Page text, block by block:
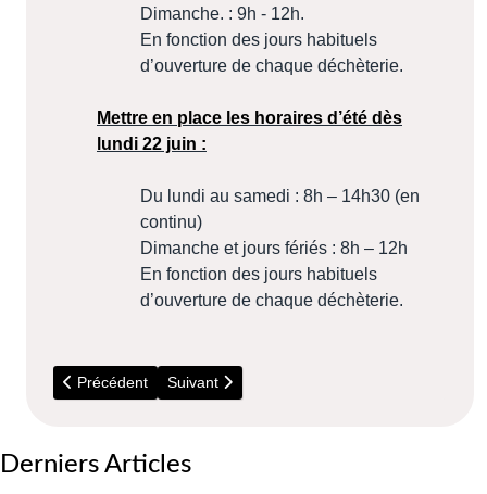
Dimanche. : 9h - 12h.
En fonction des jours habituels
d’ouverture de chaque déchèterie.
Mettre en place les horaires d’été dès
lundi 22 juin :
Du lundi au samedi : 8h – 14h30 (en
continu)
Dimanche et jours fériés : 8h – 12h
En fonction des jours habituels
d’ouverture de chaque déchèterie.
Article précédent : Coup de pouce Energie
Précédent Article suivant : Espace Renov
Suivant
Derniers Articles